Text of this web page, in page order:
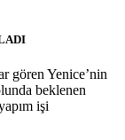
gören Yenice’nin
beklenen
işi